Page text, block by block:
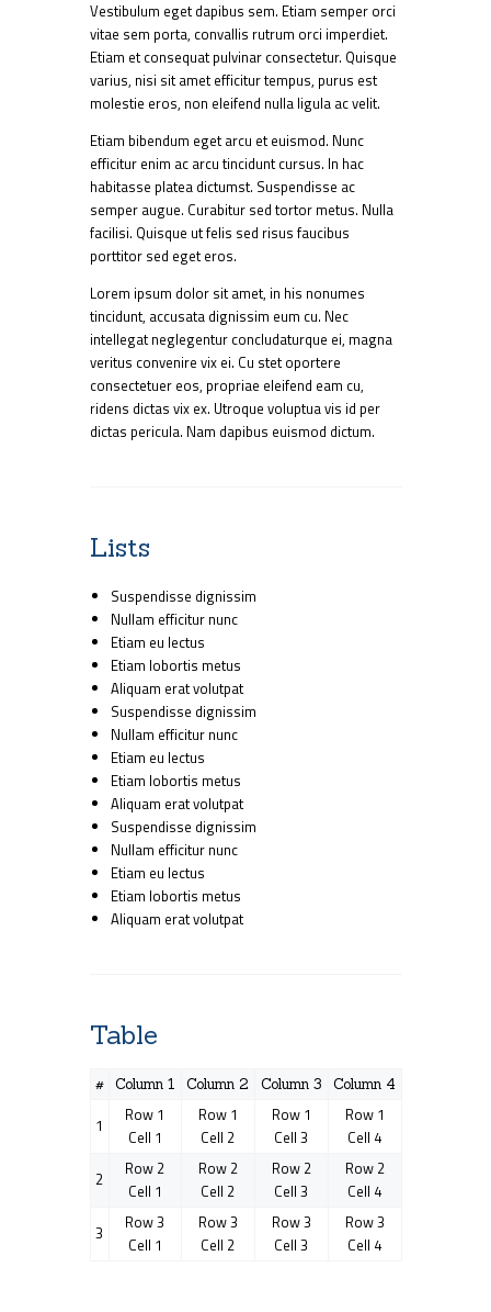
Vestibulum eget dapibus sem. Etiam semper orci
vitae sem porta, convallis rutrum orci imperdiet.
Etiam et consequat pulvinar consectetur. Quisque
varius, nisi sit amet efficitur tempus, purus est
molestie eros, non eleifend nulla ligula ac velit.
Etiam bibendum eget arcu et euismod. Nunc
efficitur enim ac arcu tincidunt cursus. In hac
habitasse platea dictumst. Suspendisse ac
semper augue. Curabitur sed tortor metus. Nulla
facilisi. Quisque ut felis sed risus faucibus
porttitor sed eget eros.
Lorem ipsum dolor sit amet, in his nonumes
tincidunt, accusata dignissim eum cu. Nec
intellegat neglegentur concludaturque ei, magna
veritus convenire vix ei. Cu stet oportere
consectetuer eos, propriae eleifend eam cu,
ridens dictas vix ex. Utroque voluptua vis id per
dictas pericula. Nam dapibus euismod dictum.
Lists
Suspendisse dignissim
Nullam efficitur nunc
Etiam eu lectus
Etiam lobortis metus
Aliquam erat volutpat
Suspendisse dignissim
Nullam efficitur nunc
Etiam eu lectus
Etiam lobortis metus
Aliquam erat volutpat
Suspendisse dignissim
Nullam efficitur nunc
Etiam eu lectus
Etiam lobortis metus
Aliquam erat volutpat
Table
# Column 1 Column 2 Column 3 Column 4
1
Row 1
Cell 1
Row 1
Cell 2
Row 1
Cell 3
Row 1
Cell 4
2
Row 2
Cell 1
Row 2
Cell 2
Row 2
Cell 3
Row 2
Cell 4
3
Row 3
Cell 1
Row 3
Cell 2
Row 3
Cell 3
Row 3
Cell 4